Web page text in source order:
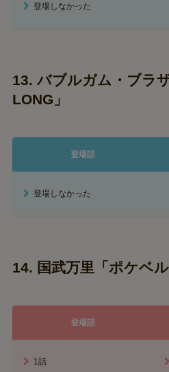
登場しなかった
13. バブルガム・ブラ
LONG」
登場話
登場しなかった
14. 国武万里「ポケベ
登場話
1話